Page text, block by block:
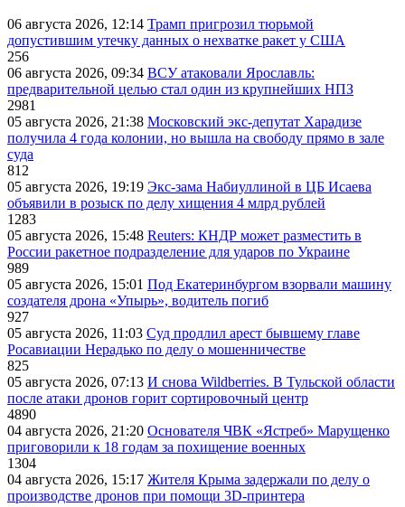
06 августа 2026, 12:14 Трамп пригрозил тюрьмой
допустившим утечку данных о нехватке ракет у США
256
06 августа 2026, 09:34 ВСУ атаковали Ярославль:
предварительной целью стал один из крупнейших НПЗ
2981
05 августа 2026, 21:38 Московский экс-депутат Харадизе
получила 4 года колонии, но вышла на свободу прямо в зале
суда
812
05 августа 2026, 19:19 Экс-зама Набиуллиной в ЦБ Исаева
объявили в розыск по делу хищения 4 млрд рублей
1283
05 августа 2026, 15:48 Reuters: КНДР может разместить в
России ракетное подразделение для ударов по Украине
989
05 августа 2026, 15:01 Под Екатеринбургом взорвали машину
создателя дрона «Упырь», водитель погиб
927
05 августа 2026, 11:03 Суд продлил арест бывшему главе
Росавиации Нерадько по делу о мошенничестве
825
05 августа 2026, 07:13 И снова Wildberries. В Тульской области
после атаки дронов горит сортировочный центр
4890
04 августа 2026, 21:20 Основателя ЧВК «Ястреб» Марущенко
приговорили к 18 годам за похищение военных
1304
04 августа 2026, 15:17 Жителя Крыма задержали по делу о
производстве дронов при помощи 3D‑принтера